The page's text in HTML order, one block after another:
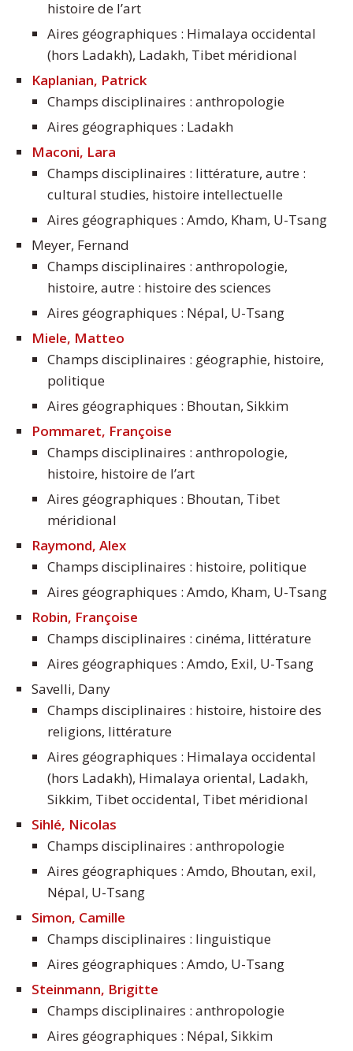
histoire de l’art
Aires géographiques : Himalaya occidental
(hors Ladakh), Ladakh, Tibet méridional
Kaplanian, Patrick
Champs disciplinaires : anthropologie
Aires géographiques : Ladakh
Maconi, Lara
Champs disciplinaires : littérature, autre :
cultural studies, histoire intellectuelle
Aires géographiques : Amdo, Kham, U-Tsang
Meyer, Fernand
Champs disciplinaires : anthropologie,
histoire, autre : histoire des sciences
Aires géographiques : Népal, U-Tsang
Miele, Matteo
Champs disciplinaires : géographie, histoire,
politique
Aires géographiques : Bhoutan, Sikkim
Pommaret, Françoise
Champs disciplinaires : anthropologie,
histoire, histoire de l’art
Aires géographiques : Bhoutan, Tibet
méridional
Raymond, Alex
Champs disciplinaires : histoire, politique
Aires géographiques : Amdo, Kham, U-Tsang
Robin, Françoise
Champs disciplinaires : cinéma, littérature
Aires géographiques : Amdo, Exil, U-Tsang
Savelli, Dany
Champs disciplinaires : histoire, histoire des
religions, littérature
Aires géographiques : Himalaya occidental
(hors Ladakh), Himalaya oriental, Ladakh,
Sikkim, Tibet occidental, Tibet méridional
Sihlé, Nicolas
Champs disciplinaires : anthropologie
Aires géographiques : Amdo, Bhoutan, exil,
Népal, U-Tsang
Simon, Camille
Champs disciplinaires : linguistique
Aires géographiques : Amdo, U-Tsang
Steinmann, Brigitte
Champs disciplinaires : anthropologie
Aires géographiques : Népal, Sikkim